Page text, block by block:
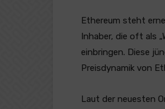
Ethereum steht
Inhaber, die oft als
einbringen. Diese
Preisdynamik von
Laut der neuesten